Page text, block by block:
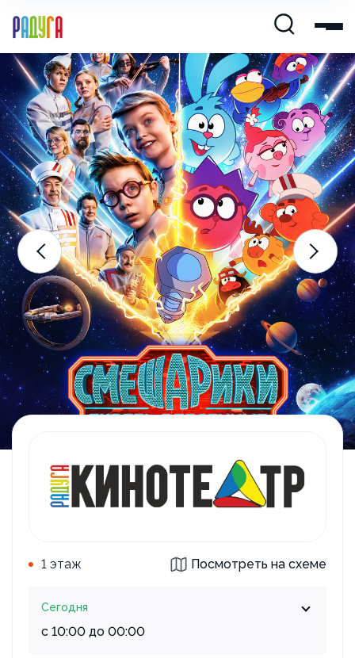
1 этаж Посмотреть на схеме
Сегодня
с 10:00 до 00:00